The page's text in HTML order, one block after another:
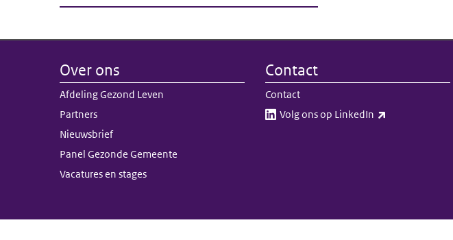
Over ons
Afdeling Gezond Leven
Partners
Nieuwsbrief
Panel Gezonde Gemeente
Vacatures en stages
Contact
Contact
Volg ons op LinkedIn​​